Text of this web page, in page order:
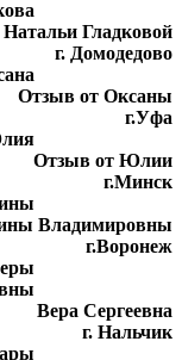
Гладковой
г. Домодедово
Отзыв от Оксаны
г.Уфа
Отзыв от Юлии
г.Минск
Владимировны
г.Воронеж
Вера Сергеевна
г. Нальчик